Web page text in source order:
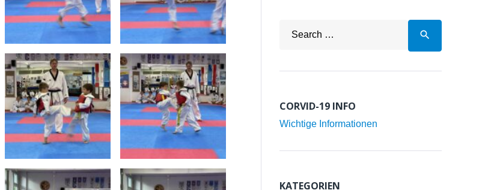
search
CORVID-19 INFO
Wichtige Informationen
KATEGORIEN